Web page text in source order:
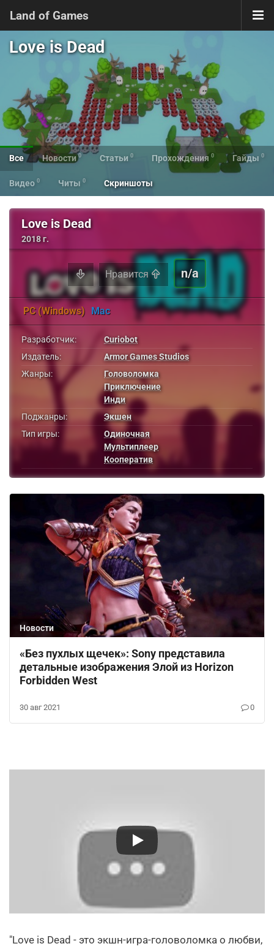
Land of Games
Love is Dead
Все Новости 0 Статьи 0 Прохождения 0 Гайды 0
Видео 0 Читы 0 Скриншоты
Love is Dead
2018 г.
Нравится n/a
PC (Windows) Mac
Разработчик:
Curiobot
Издатель:
Armor Games Studios
Жанры:
Головоломка
Приключение
Инди
Поджанры:
Экшен
Тип игры:
Одиночная
Мультиплеер
Кооператив
Новости
«Без пухлых щечек»: Sony представила
детальные изображения Элой из Horizon
Forbidden West
30 авг 2021 0
"Love is Dead - это экшн-игра-головоломка о любви,